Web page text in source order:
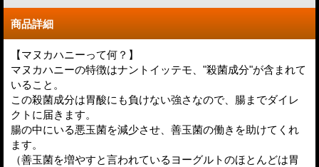
商品詳細
【マヌカハニーって何？】
マヌカハニーの特徴はナントイッテモ、"殺菌成分"が含まれて
いること。
この殺菌成分は胃酸にも負けない強さなので、腸までダイレ
クトに届きます。
腸の中にいる悪玉菌を減少させ、善玉菌の働きを助けてくれ
ます。
（善玉菌を増やすと言われているヨーグルトのほとんどは胃